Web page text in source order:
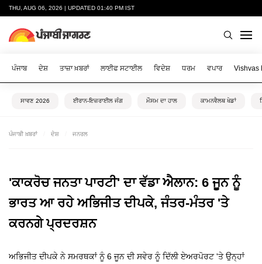
THU, AUG 06, 2026 | UPDATED 01:40 PM IST
ਪੰਜਾਬ ਦੇਸ਼ ਤਾਜ਼ਾ ਖ਼ਬਰਾਂ ਲਾਈਫ ਸਟਾਈਲ ਵਿਦੇਸ਼ ਧਰਮ ਵਪਾਰ Vishvas
ਸਾਵਣ 2026 ਈਰਾਨ-ਇਜ਼ਰਾਈਲ ਜੰਗ ਮੌਸਮ ਦਾ ਹਾਲ ਕਾਮਨਵੈਲਥ ਖੇਡਾਂ
ਪੰਜਾਬੀ ਖ਼ਬਰਾਂ ਦੇਸ਼ ਜਨਰਲ
'ਕਾਕਰੋਚ ਜਨਤਾ ਪਾਰਟੀ' ਦਾ ਵੱਡਾ ਐਲਾਨ: 6 ਜੂਨ ਨੂੰ
ਭਾਰਤ ਆ ਰਹੇ ਅਭਿਜੀਤ ਦੀਪਕੇ, ਜੰਤਰ-ਮੰਤਰ 'ਤੇ
ਕਰਨਗੇ ਪ੍ਰਦਰਸ਼ਨ
ਅਭਿਜੀਤ ਦੀਪਕੇ ਨੇ ਸਮਰਥਕਾਂ ਨੂੰ 6 ਜੂਨ ਦੀ ਸਵੇਰ ਨੂੰ ਦਿੱਲੀ ਏਅਰਪੋਰਟ 'ਤੇ ਉਨ੍ਹਾਂ